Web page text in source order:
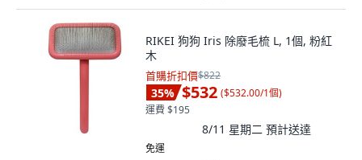
RIKEI 狗狗 Iris 除廢毛梳 L, 1個, 粉紅
木
首購折扣價$822
35% $532 ($532.00/1個)
運費 $195
8/11 星期二 預計送達
免運